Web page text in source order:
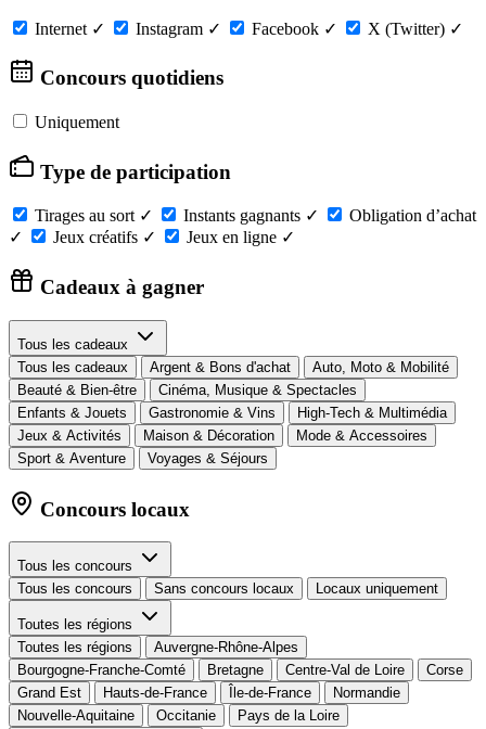
Internet ✓ Instagram ✓ Facebook ✓ X (Twitter) ✓
Concours quotidiens
Uniquement
Type de participation
Tirages au sort ✓ Instants gagnants ✓
Obligation d’achat
✓
Jeux créatifs ✓ Jeux en ligne ✓
Cadeaux à gagner
Tous les cadeaux
Tous les cadeaux
Argent & Bons d'achat
Auto, Moto & Mobilité
Beauté & Bien-être
Cinéma, Musique & Spectacles
Enfants & Jouets
Gastronomie & Vins
High-Tech & Multimédia
Jeux & Activités
Maison & Décoration
Mode & Accessoires
Sport & Aventure
Voyages & Séjours
Concours locaux
Tous les concours
Tous les concours
Sans concours locaux Locaux uniquement
Toutes les régions
Toutes les régions
Auvergne-Rhône-Alpes
Bourgogne-Franche-Comté
Bretagne Centre-Val de Loire
Corse
Grand Est
Hauts-de-France Île-de-France
Normandie
Nouvelle-Aquitaine
Occitanie
Pays de la Loire